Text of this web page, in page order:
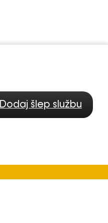
Dodaj šlep službu